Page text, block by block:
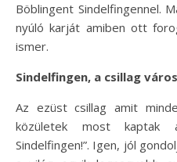
Böblingent Sindelfingennel.
nyúló karját amiben ott
ismer.
Sindelfingen, a csillag
Az ezüst csillag amit
közületek most kaptak
Sindelfingen!”. Igen, jól